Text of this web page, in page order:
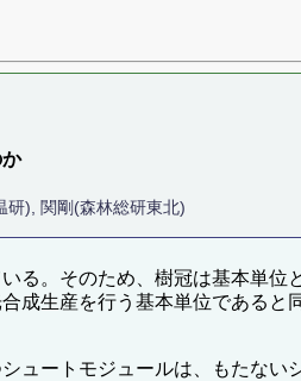
研), 関剛(森林総研東北)
る。そのため、樹冠は基本単
成生産を行う基本単位である
ュートモジュールは、もたな